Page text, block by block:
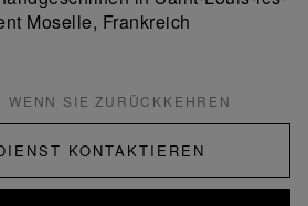
Moselle, Frankreich
WENN SIE ZURÜCKKEHREN
KONTAKTIEREN